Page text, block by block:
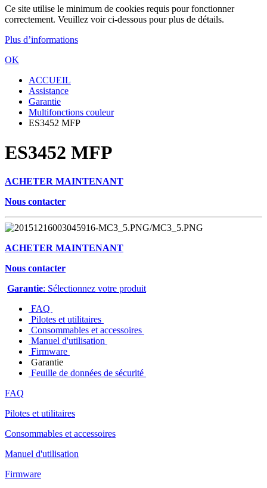
Ce site utilise le minimum de cookies requis pour fonctionner
correctement. Veuillez voir ci-dessous pour plus de détails.
Plus d’informations
OK
ACCUEIL
Assistance
Garantie
Multifonctions couleur
ES3452 MFP
ES3452 MFP
ACHETER MAINTENANT
Nous contacter
ACHETER MAINTENANT
Nous contacter
Garantie: Sélectionnez votre produit
FAQ
Pilotes et utilitaires
Consommables et accessoires
Manuel d'utilisation
Firmware
Garantie
Feuille de données de sécurité
FAQ
Pilotes et utilitaires
Consommables et accessoires
Manuel d'utilisation
Firmware